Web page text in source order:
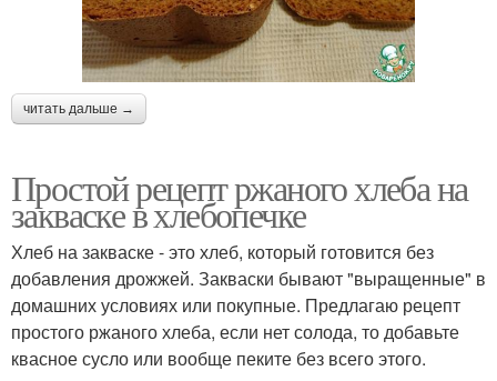
читать дальше →
Простой рецепт ржаного хлеба на
закваске в хлебопечке
Хлеб на закваске - это хлеб, который готовится без
добавления дрожжей. Закваски бывают "выращенные" в
домашних условиях или покупные. Предлагаю рецепт
простого ржаного хлеба, если нет солода, то добавьте
квасное сусло или вообще пеките без всего этого.